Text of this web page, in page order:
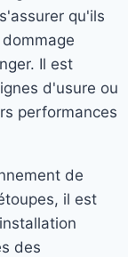
qu'ils
Il est
d'usure ou
performances
de
il est
des